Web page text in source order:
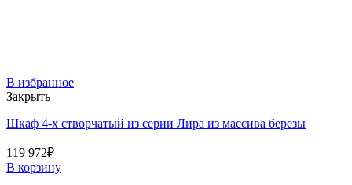
В избранное
Закрыть
Шкаф 4-х створчатый из серии Лира из массива березы
119 972₽
В корзину